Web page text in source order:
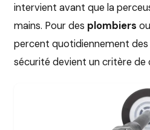
intervient avant que la
mains. Pour des plombiers ou
percent quotidiennement
sécurité devient un critère